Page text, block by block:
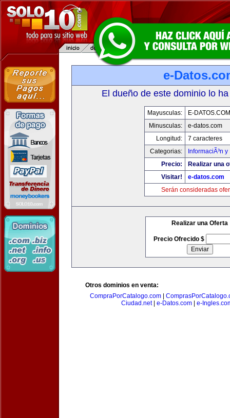
e-
El dueño de este dominio lo
Mayusculas:
E-DATOS.COM
Minusculas:
e-datos.com
Longitud:
7 caracteres
Categorias:
InformaciÃ³n
Precio:
Realizar una
Visitar!
e-datos.com
Serán consideradas
Realizar una Oferta
Precio Ofrecido $
Otros dominios en venta:
CompraPorCatalogo.com|
Ciudad.net| e-Datos.com e-